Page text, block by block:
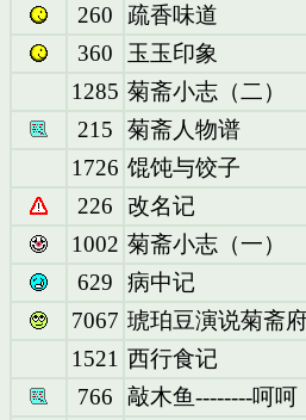
260
疏香味道
360
玉玉印象
1285 菊斋小志（二）
215
菊斋人物谱
1726 馄饨与饺子
226
改名记
1002 菊斋小志（一）
629
病中记
7067 琥珀豆演说菊斋
1521 西行食记
766
敲木鱼--------呵呵